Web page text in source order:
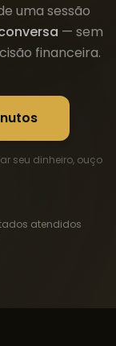
uma sessão
— sem
financeira.
seu dinheiro, ouço
atendidos